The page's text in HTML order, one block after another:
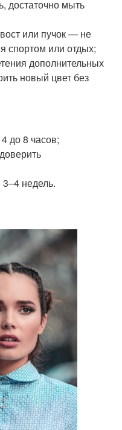
достаточно мыть
или пучок — не
спортом или отдых;
дополнительных
новый цвет без
до 8 часов;
недель.